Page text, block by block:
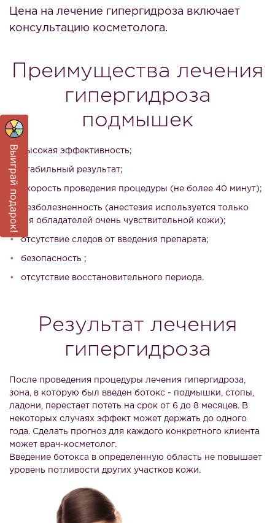
Цена на лечение гипергидроза включает
консультацию косметолога.
Преимущества лечения
гипергидроза
подмышек
высокая эффективность;
стабильный результат;
скорость проведения процедуры (не более 40 минут);
безболезненность (анестезия используется только
для обладателей очень чувствительной кожи);
отсутствие следов от введения препарата;
безопасность ;
отсутствие восстановительного периода.
Результат лечения
гипергидроза
После проведения процедуры лечения гипергидроза,
зона, в которую был введен ботокс - подмышки, стопы,
ладони, перестает потеть на срок от 6 до 8 месяцев. В
некоторых случаях эффект может держать до одного
года. Сделать прогноз для каждого конкретного клиента
может врач-косметолог.
Введение ботокса в определенную область не повышает
уровень потливости других участков кожи.
Выиграй подарок!